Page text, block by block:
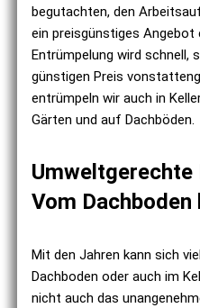
begutachten, den
ein preisgünstiges Angebot
Entrümpelung wird schnell,
günstigen Preis
entrümpeln wir auch in
Gärten und auf Dachböden.
Umweltgerechte
Vom
Mit den Jahren kann sich
Dachboden oder auch im
nicht auch das